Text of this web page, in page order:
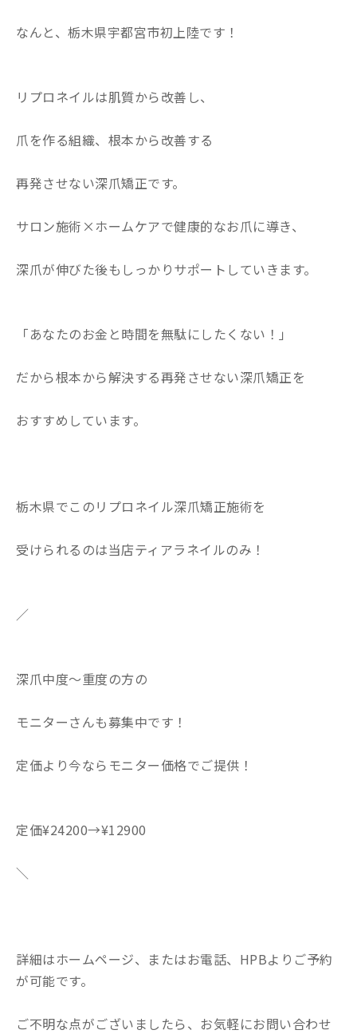
なんと、栃木県宇都宮市初上陸です！
リプロネイルは肌質から改善し、
爪を作る組織、根本から改善する
再発させない深爪矯正です。
サロン施術×ホームケアで健康的なお爪に導き、
深爪が伸びた後もしっかりサポートしていきます。
「あなたのお金と時間を無駄にしたくない！」
だから根本から解決する再発させない深爪矯正を
おすすめしています。
栃木県でこのリプロネイル深爪矯正施術を
受けられるのは当店ティアラネイルのみ！
／
深爪中度〜重度の方の
モニターさんも募集中です！
定価より今ならモニター価格でご提供！
定価¥24200→¥12900
＼
詳細はホームページ、またはお電話、HPBよりご予約
が可能です。
ご不明な点がございましたら、お気軽にお問い合わせ